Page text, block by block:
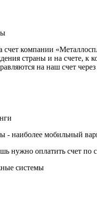
счет компании
страны и на счете, к
на наш счет
- наиболее мобильный
нужно оплатить счет
системы